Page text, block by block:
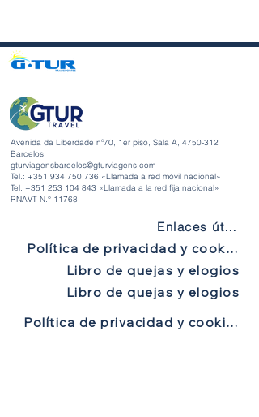
Avenida da Liberdade nº70, 1er piso, Sala A, 4750-312
Barcelos
gturviagensbarcelos@gturviagens.com
Tel.: +351 934 750 736 «Llamada a red móvil nacional»
Tel: +351 253 104 843 «Llamada a la red fija nacional»
RNAVT N.° 11768
Enlaces útiles
Política de privacidad y cookies
Libro de quejas y elogios
Libro de quejas y elogios
Política de privacidad y cookies